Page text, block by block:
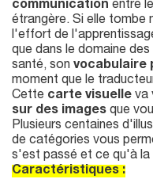
communication entre
étrangère. Si elle tombe
l'effort de
que dans le domaine
santé, son vocabulaire
moment que le
Cette carte visuelle va
sur des images que
Plusieurs centaines
de catégories vous
s'est passé et ce qu'à la
Caractéristiques :